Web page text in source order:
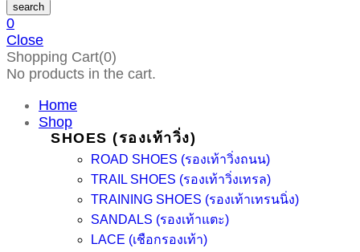
search
0
Close
Shopping Cart(0)
No products in the cart.
Home
Shop
SHOES (รองเท้าวิ่ง)
ROAD SHOES (รองเท้าวิ่งถนน)
TRAIL SHOES (รองเท้าวิ่งเทรล)
TRAINING SHOES (รองเท้าเทรนนิ่ง)
SANDALS (รองเท้าแตะ)
LACE (เชือกรองเท้า)